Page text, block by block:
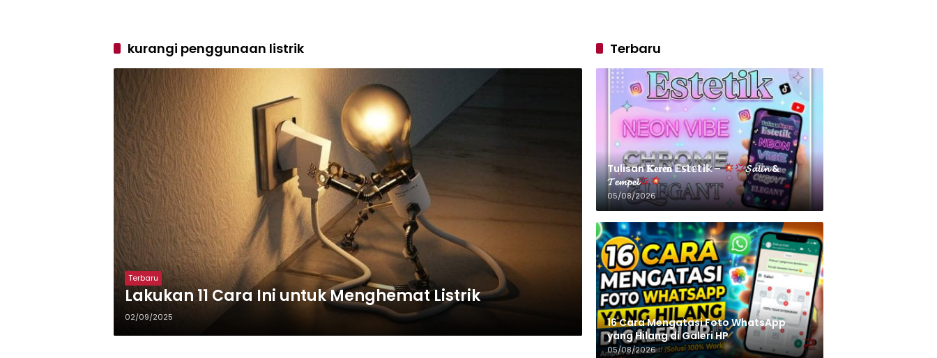
kurangi penggunaan listrik
Terbaru
Lakukan 11 Cara Ini untuk Menghemat Listrik
02/09/2025
Terbaru
Tulisan 𝐊𝐞𝐫𝐞𝐧 𝔼𝕤𝕥𝕖𝕥𝕚𝕜 –
𝓢𝓪𝓵𝓲𝓷 &
𝓣𝓮𝓶𝓹𝓮𝓵
05/08/2026
16 Cara Mengatasi Foto WhatsApp
yang Hilang di Galeri HP
05/08/2026